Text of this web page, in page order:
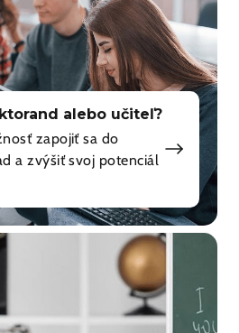
alebo učiteľ?
zapojiť sa do
a zvýšiť svoj potenciál